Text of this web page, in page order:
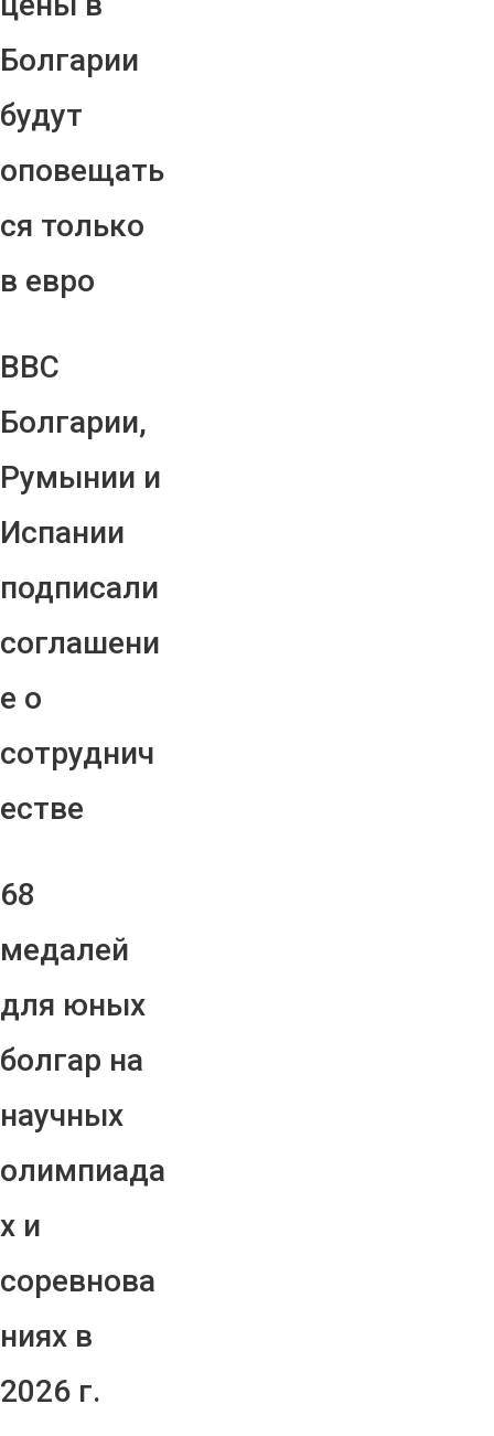
Болгарии
будут
оповещать
ся только
в евро
ВВС
Болгарии,
Румынии и
Испании
подписали
соглашени
е о
сотруднич
естве
68
медалей
для юных
болгар на
научных
олимпиада
х и
соревнова
ниях в
2026 г.